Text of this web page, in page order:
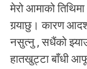
मेरो आमाको
गर्‍याछु। कारण
नसुत्नु , सधैंको
हातखुट्टा बाँधी